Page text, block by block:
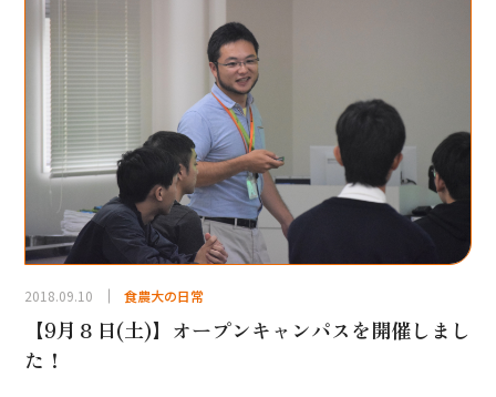
2018.09.10 食農大の日常
【9月８日(土)】オープンキャンパスを開催しまし
た！